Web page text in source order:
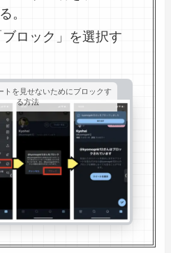
。
ロック」を選択す
トを見せないためにブロックす
る方法